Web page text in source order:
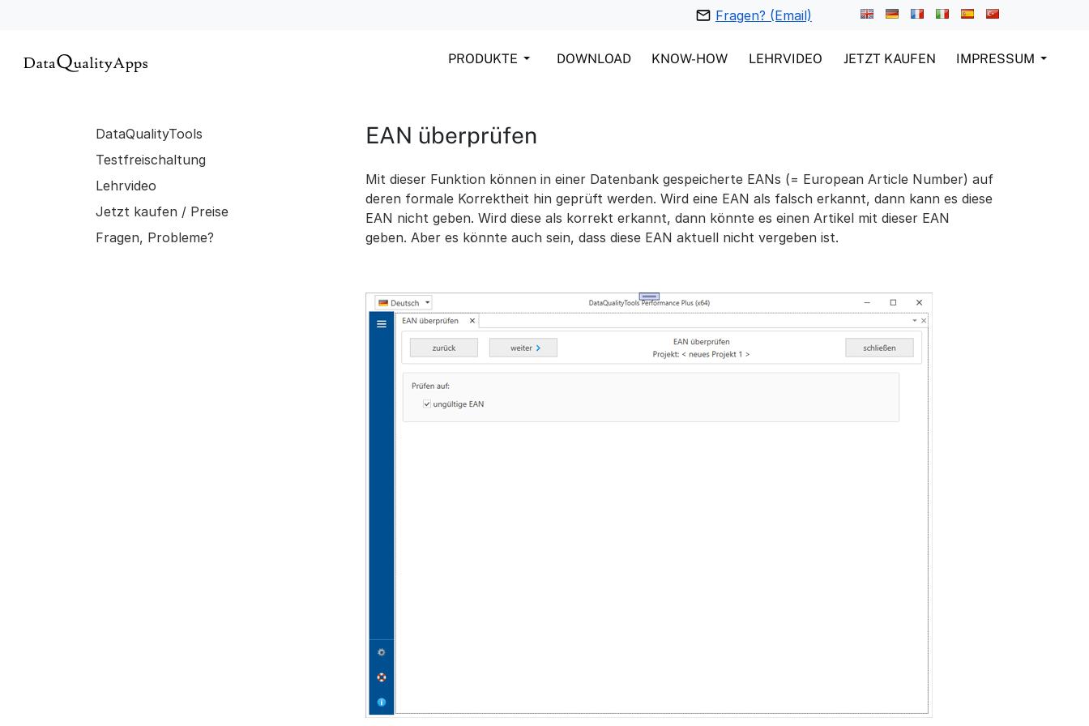
Fragen? (Email)
PRODUKTE DOWNLOAD KNOW-HOW LEHRVIDEO JETZT KAUFEN IMPRESSUM
DataQualityTools
Testfreischaltung
Lehrvideo
Jetzt kaufen / Preise
Fragen, Probleme?
EAN überprüfen
Mit dieser Funktion können in einer Datenbank gespeicherte EANs (= European Article Number) auf
deren formale Korrektheit hin geprüft werden. Wird eine EAN als falsch erkannt, dann kann es diese
EAN nicht geben. Wird diese als korrekt erkannt, dann könnte es einen Artikel mit dieser EAN
geben. Aber es könnte auch sein, dass diese EAN aktuell nicht vergeben ist.